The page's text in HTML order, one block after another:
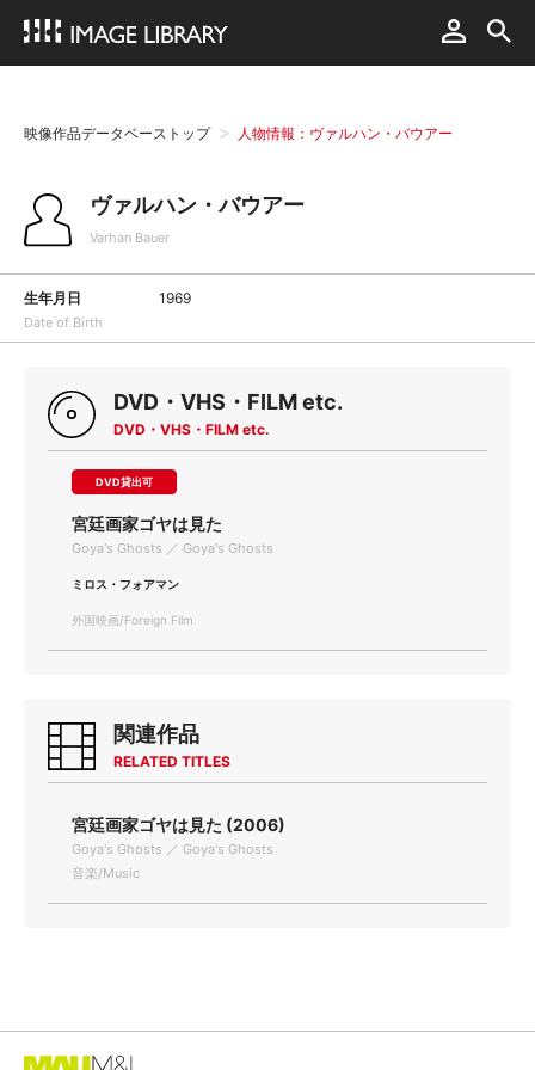
映像作品データベーストップ 人物情報：ヴァルハン・バウアー
ヴァルハン・バウアー
Varhan Bauer
生年月日
Date of Birth
1969
DVD・VHS・FILM etc.
DVD・VHS・FILM etc.
DVD貸出可
宮廷画家ゴヤは見た
Goya's Ghosts ／ Goya's Ghosts
ミロス・フォアマン
外国映画/Foreign Film
関連作品
RELATED TITLES
宮廷画家ゴヤは見た (2006)
Goya's Ghosts ／ Goya's Ghosts
音楽/Music